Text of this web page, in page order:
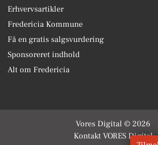
Erhvervsartikler
Fredericia Kommune
Få en gratis salgsvurdering
Sponsoreret indhold
Alt om Fredericia
Vores Digital © 2026
Kontakt VORES Digital